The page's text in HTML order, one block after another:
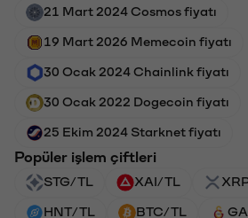
21 Mart 2024 Cosmos fiyatı
19 Mart 2026 Memecoin fiyatı
30 Ocak 2024 Chainlink fiyatı
30 Ocak 2022 Dogecoin fiyatı
25 Ekim 2024 Starknet fiyatı
Popüler işlem çiftleri
STG/TL XAI/TL
HNT/TL BTC/TL